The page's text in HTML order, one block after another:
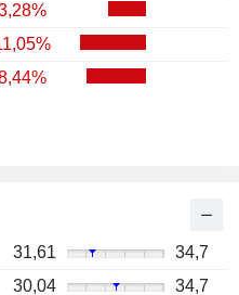
31,61
34,7
30,04
34,7